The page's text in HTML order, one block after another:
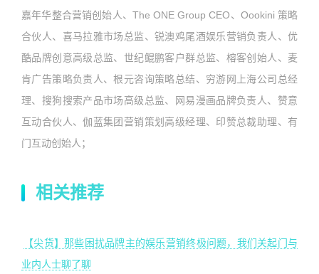
嘉年华整合营销创始人、 The ONE Group CEO、 Oookini 策略
合伙人、喜马拉雅市场总监、锐澳鸡尾酒娱乐营销负责人、优
酷品牌创意高级总监、世纪鲲鹏客户群总监、榕客创始人、麦
肯广告策略负责人、根元咨询策略总结、穷游网上海公司总经
理、搜狗搜索产品市场高级总监、网易漫画品牌负责人、赞意
互动合伙人、伽蓝集团营销策划高级经理、印赞总裁助理、有
门互动创始人；
相关推荐
【尖货】那些困扰品牌主的娱乐营销终极问题，我们关起门与
业内人士聊了聊